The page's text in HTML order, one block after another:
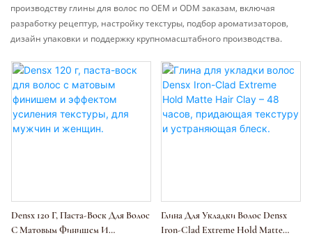
производству глины для волос по OEM и ODM заказам, включая
разработку рецептур, настройку текстуры, подбор ароматизаторов,
дизайн упаковки и поддержку крупномасштабного производства.
Densx 120 Г, Паста-Воск Для Волос
С Матовым Финишем И
Глина Для Укладки Волос Densx
Iron-Clad Extreme Hold Matte